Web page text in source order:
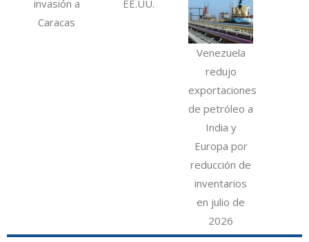
invasión a
Caracas
EE.UU.
Venezuela
redujo
exportaciones
de petróleo a
India y
Europa por
reducción de
inventarios
en julio de
2026